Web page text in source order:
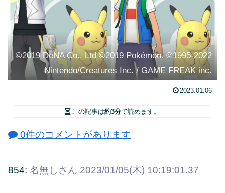
©2019 DeNA Co., Ltd ©2019 Pokémon. ©1995-2022
Nintendo/Creatures Inc. / GAME FREAK inc.
2023.01.06
この記事は約3分で読めます。
0件のコメントがあります
854: 名無しさん 2023/01/05(木) 10:19:01.37